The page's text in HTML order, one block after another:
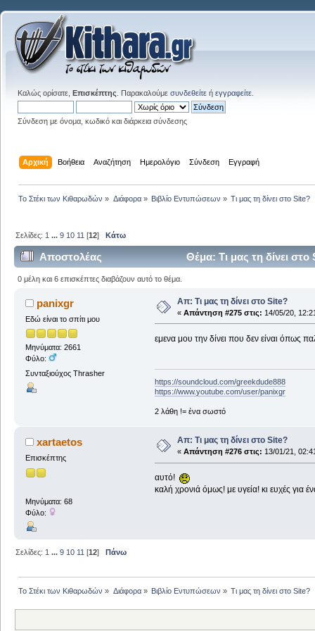
Καλώς ορίσατε, Επισκέπτης . Παρακαλούμε συνδεθείτε ή εγγραφείτε
Σύνδεση με όνομα, κωδικό και διάρκεια σύνδεσης
Αρχική Βοήθεια Αναζήτηση Ημερολόγιο Σύνδεση Εγγραφή
Το Στέκι των Κιθαρωδών » Διάφορα» Βιβλίο Εντυπώσεων » Τι μας τη δίνει στο Site?
Σελίδες: 1 ...9 10 11 [12]Κάτω
Αποστολέας Θέμα: Τι μας τη δίνει
0 μέλη και 6 επισκέπτες διαβάζουν αυτό το θέμα.
panixgr
Εδώ είναι το σπίτι μου
Μηνύματα: 2661
Φύλο:
Συνταξιούχος Thrasher
Απ: Τι μας τη δίνει στο Site?
« Απάντηση #275 στις: 14/05/20,
εμενα μου την δίνει που δεν είναι όπως
https://soundcloud.com/greekdude888
https://www.youtube.com/user/panixgr
2 λάθη != ένα σωστό
xartaetos
Επισκέπτης
Μηνύματα: 68
Φύλο:
Απ: Τι μας τη δίνει στο Site?
« Απάντηση #276 στις: 13/01/21,
αυτό!
καλή χρονιά όμως! με υγεία! κι ευχές για
Σελίδες: 1 ...9 10 11 [12]Πάνω
Το Στέκι των Κιθαρωδών » Διάφορα» Βιβλίο Εντυπώσεων » Τι μας τη δίνει στο Site?